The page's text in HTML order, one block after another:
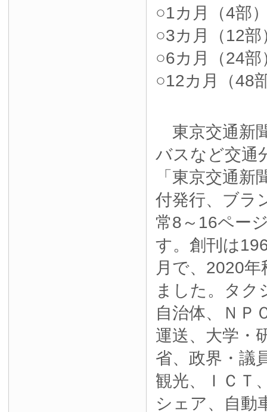
○1カ月（4部
○3カ月（12
○6カ月（24
○12カ月（48
東京交通新
バスなど交通
「東京交通新
付発行、ブラ
常8～16ペー
す。創刊は
月で、2020
ました。タク
自治体、ＮＰ
運送、大学・
省、政界・議
観光、ＩＣＴ
シェア、自動